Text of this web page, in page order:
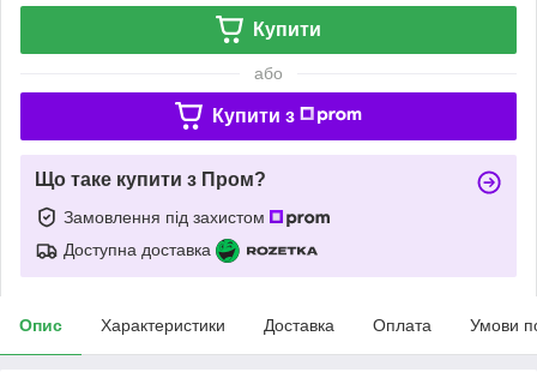
Купити
або
Купити з
Що таке купити з Пром?
Замовлення під захистом
Доступна доставка
Опис Характеристики Доставка Оплата Умови